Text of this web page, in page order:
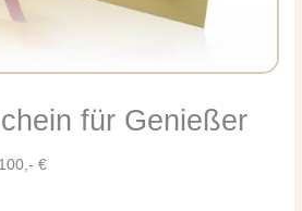
für Genießer
€